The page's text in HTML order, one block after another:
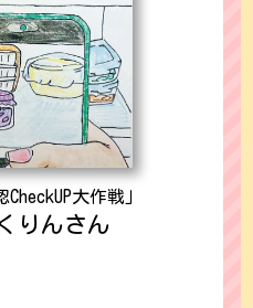
大作戦」
りんさん